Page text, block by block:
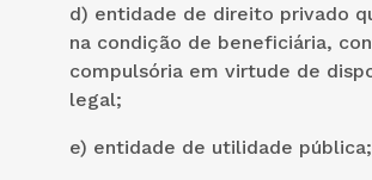
d) entidade de direito privado
na condição de beneficiária,
compulsória em virtude de
legal;
e) entidade de utilidade pública;